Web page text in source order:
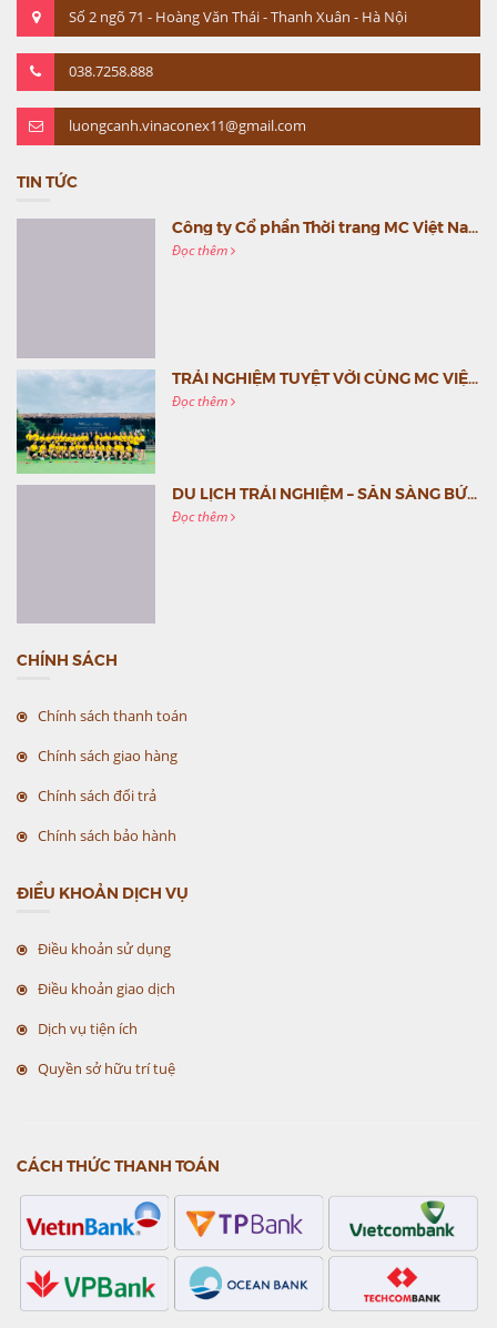
Số 2 ngõ 71 - Hoàng Văn Thái - Thanh Xuân - Hà Nội
038.7258.888
luongcanh.vinaconex11@gmail.com
TIN TỨC
Công ty Cổ phần Thời trang MC Việt Nam (MC Fashion) tổ chức Gala mừng sinh nhật lần thứ 9
Đọc thêm
TRẢI NGHIỆM TUYỆT VỜI CÙNG MC VIỆT NAM
Đọc thêm
DU LỊCH TRẢI NGHIỆM – SẴN SÀNG BỨT PHÁ CÙNG MC VIỆT NAM
Đọc thêm
CHÍNH SÁCH
Chính sách thanh toán
Chính sách giao hàng
Chính sách đổi trả
Chính sách bảo hành
ĐIỀU KHOẢN DỊCH VỤ
Điều khoản sử dụng
Điều khoản giao dịch
Dịch vụ tiện ích
Quyền sở hữu trí tuệ
CÁCH THỨC THANH TOÁN